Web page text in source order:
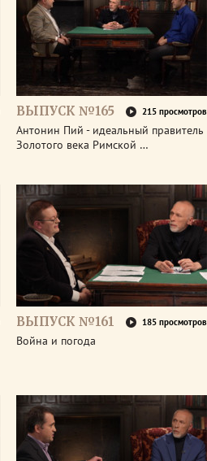
ВЫПУСК №165 215 просмотров
Антонин Пий - идеальный правитель
Золотого века Римской …
ВЫПУСК №161 185 просмотров
Война и погода